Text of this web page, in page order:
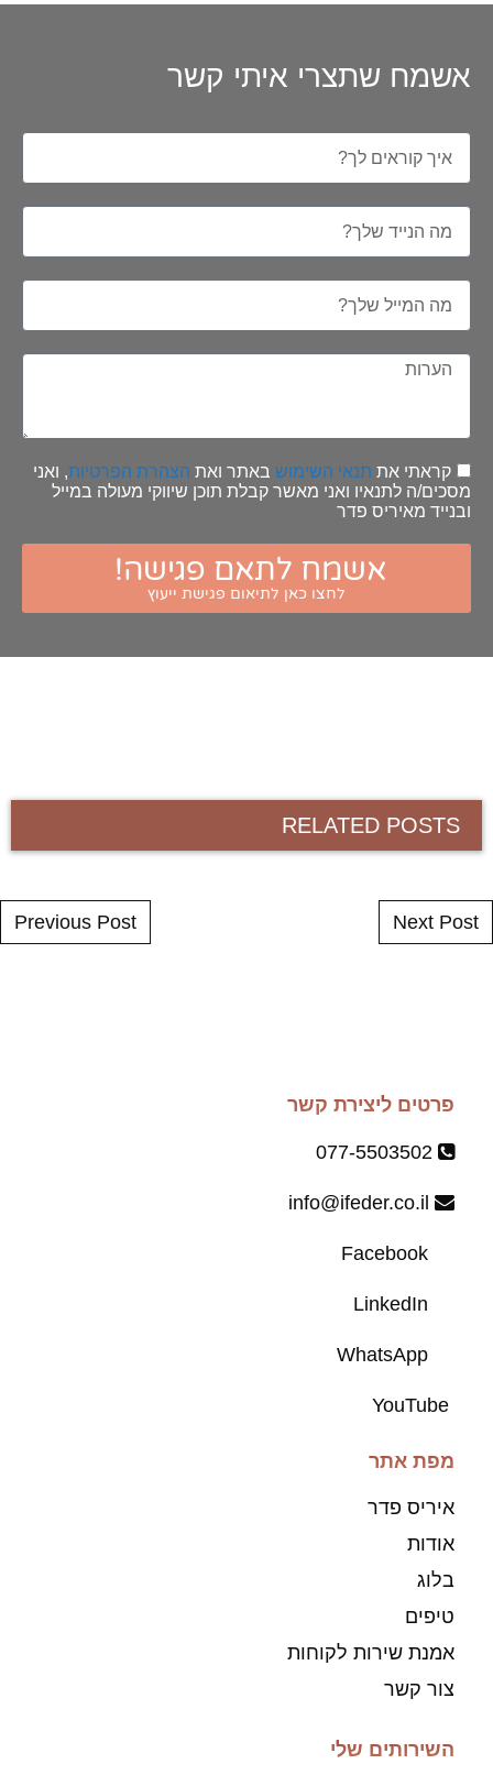
אשמח שתצרי איתי קשר
קראתי את תנאי השימוש באתר ואת הצהרת הפרטיות, ואני
מסכים/ה לתנאיו ואני מאשר קבלת תוכן שיווקי מעולה במייל
ובנייד מאיריס פדר
אשמח לתאם פגישה!
לחצו כאן לתיאום פגישת ייעוץ
RELATED POSTS
Post navigation
Previous Post Next Post
פרטים ליצירת קשר
077-5503502
info@ifeder.co.il
YouTube
מפת אתר
איריס פדר
אודות
בלוג
טיפים
אמנת שירות לקוחות
צור קשר
השירותים שלי